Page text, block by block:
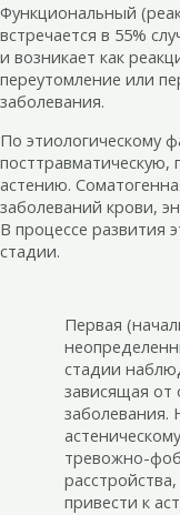
Функциональный
встречается в 55%
и возникает как
переутомление или
заболевания.
По этиологическому
астению.
заболеваний крови,
В процессе развития
стадии.
Первая
стадии
зависящая от
заболевания.
тревожно-
привести к